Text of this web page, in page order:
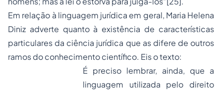
Em relação à linguagem jurídica em geral, Maria Helena
Diniz adverte quanto à existência de características
particulares da ciência jurídica que as difere de outros
ramos do conhecimento científico. Eis o texto:
É preciso lembrar, ainda, que a
linguagem utilizada pelo direito